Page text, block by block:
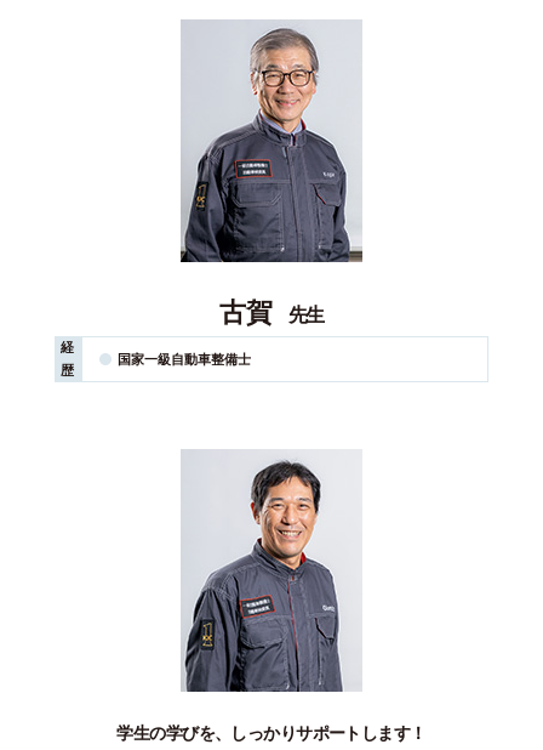
古賀 先生
経
歴
国家⼀級⾃動⾞整備⼠
学生の学びを、しっかりサポートします！